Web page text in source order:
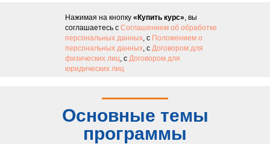
Нажимая на кнопку «Купить курс», вы
соглашаетесь с Соглашением об обработке
персональных данных, с Положением о
персональных данных, с Договором для
физических лиц, с Договором для
юридических лиц
Основные темы
программы